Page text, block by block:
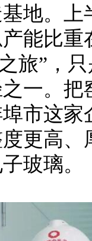
地。上
能比重
旅”，
一。把
市这
更高、
玻璃。